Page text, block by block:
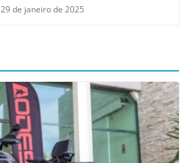
29 de janeiro de 2025